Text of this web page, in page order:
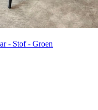
- Stof - Groen